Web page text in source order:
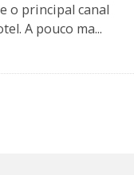
o principal canal
A pouco ma...